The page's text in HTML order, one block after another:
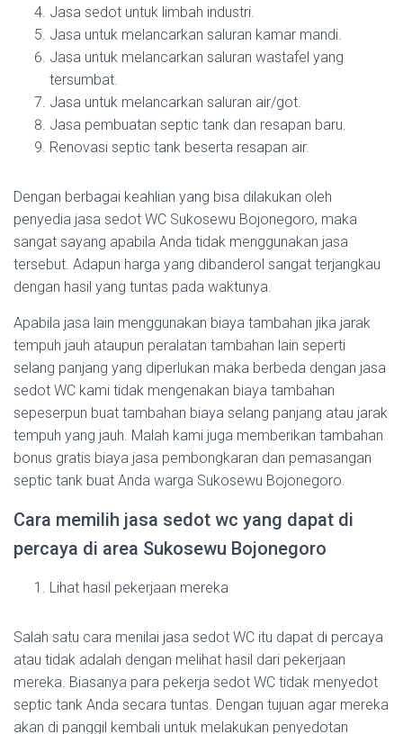
Jasa sedot untuk limbah industri.
Jasa untuk melancarkan saluran kamar mandi.
Jasa untuk melancarkan saluran wastafel yang
tersumbat.
Jasa untuk melancarkan saluran air/got.
Jasa pembuatan septic tank dan resapan baru.
Renovasi septic tank beserta resapan air.
Dengan berbagai keahlian yang bisa dilakukan oleh
penyedia jasa sedot WC Sukosewu Bojonegoro, maka
sangat sayang apabila Anda tidak menggunakan jasa
tersebut. Adapun harga yang dibanderol sangat terjangkau
dengan hasil yang tuntas pada waktunya.
Apabila jasa lain menggunakan biaya tambahan jika jarak
tempuh jauh ataupun peralatan tambahan lain seperti
selang panjang yang diperlukan maka berbeda dengan jasa
sedot WC kami tidak mengenakan biaya tambahan
sepeserpun buat tambahan biaya selang panjang atau jarak
tempuh yang jauh. Malah kami juga memberikan tambahan
bonus gratis biaya jasa pembongkaran dan pemasangan
septic tank buat Anda warga Sukosewu Bojonegoro.
Cara memilih jasa sedot wc yang dapat di
percaya di area Sukosewu Bojonegoro
Lihat hasil pekerjaan mereka
Salah satu cara menilai jasa sedot WC itu dapat di percaya
atau tidak adalah dengan melihat hasil dari pekerjaan
mereka. Biasanya para pekerja sedot WC tidak menyedot
septic tank Anda secara tuntas. Dengan tujuan agar mereka
akan di panggil kembali untuk melakukan penyedotan